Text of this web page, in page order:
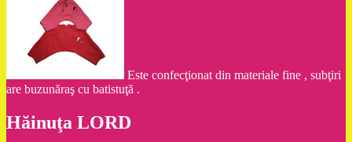
Este confecţionat din materiale fine , subţiri
are buzunăraş cu batistuţă .
Hăinuţa LORD